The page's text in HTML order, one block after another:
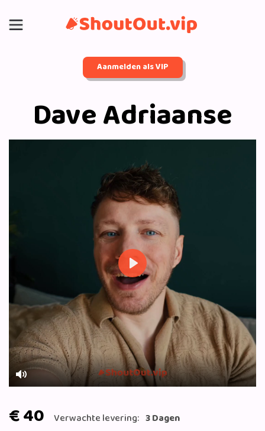
Aanmelden als VIP
Dave Adriaanse
Mute
Play
€ 40 Verwachte levering: 3 Dagen